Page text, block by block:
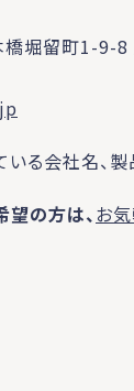
橋堀留町1-9-8
る会社名、
の方は、お